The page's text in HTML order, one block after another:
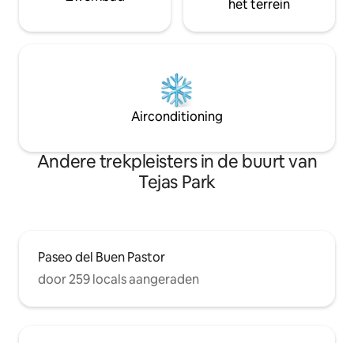
het terrein
Airconditioning
Andere trekpleisters in de buurt van
Tejas Park
Paseo del Buen Pastor
door 259 locals aangeraden